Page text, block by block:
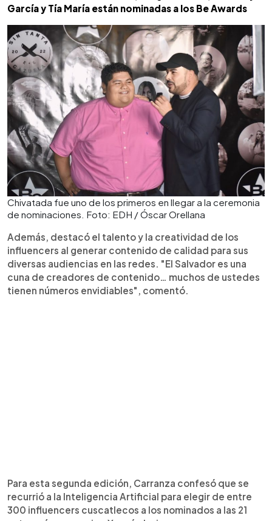
García y Tía María están nominadas a los Be Awards
Chivatada fue uno de los primeros en llegar a la ceremonia
de nominaciones. Foto: EDH / Óscar Orellana
Además, destacó el talento y la creatividad de los
influencers al generar contenido de calidad para sus
diversas audiencias en las redes. "El Salvador es una
cuna de creadores de contenido… muchos de ustedes
tienen números envidiables", comentó.
Para esta segunda edición, Carranza confesó que se
recurrió a la Inteligencia Artificial para elegir de entre
300 influencers cuscatlecos a los nominados a las 21